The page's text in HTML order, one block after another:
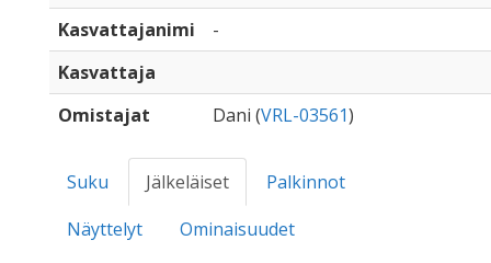
Kasvattajanimi
-
Kasvattaja
Omistajat
Dani (VRL-03561)
Suku Jälkeläiset
Palkinnot
Näyttelyt
Ominaisuudet